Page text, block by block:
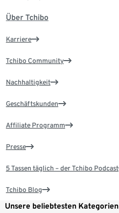
Über Tchibo
Karriere
Tchibo Community
Nachhaltigkeit
Geschäftskunden
Affiliate Programm
Presse
5 Tassen täglich – der Tchibo Podcast
Tchibo Blog
Unsere beliebtesten Kategorien